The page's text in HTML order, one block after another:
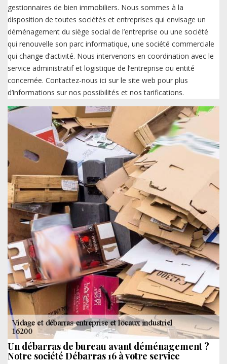
gestionnaires de bien immobiliers. Nous sommes à la
disposition de toutes sociétés et entreprises qui envisage un
déménagement du siège social de l’entreprise ou une société
qui renouvelle son parc informatique, une société commerciale
qui change d’activité. Nous intervenons en coordination avec le
service administratif et logistique de l’entreprise ou entité
concernée. Contactez-nous ici sur le site web pour plus
d’informations sur nos possibilités et nos tarifications.
Un débarras de bureau avant déménagement ?
Notre société Débarras 16 à votre service